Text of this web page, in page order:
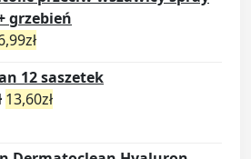
grzebień
zł
12 saszetek
13,60zł